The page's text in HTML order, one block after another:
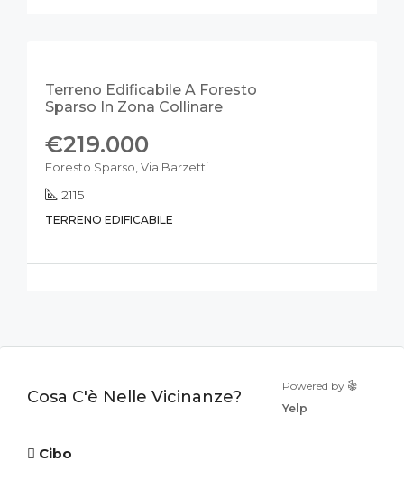
Terreno Edificabile A Foresto
Sparso In Zona Collinare
€219.000
Foresto Sparso, Via Barzetti
2115
TERRENO EDIFICABILE
Cosa C'è Nelle Vicinanze?
Powered by
Yelp
Cibo